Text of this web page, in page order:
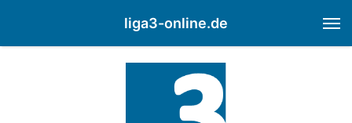
liga3-online.de